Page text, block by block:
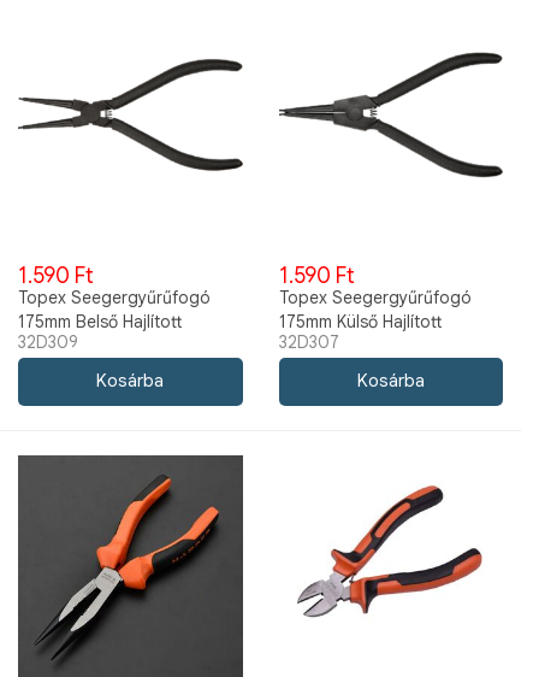
1.590 Ft
Topex Seegergyűrűfogó
175mm Belső Hajlított
32D309
32D309
1.590 Ft
Topex Seegergyűrűfogó
175mm Külső Hajlított
32D307
32D307